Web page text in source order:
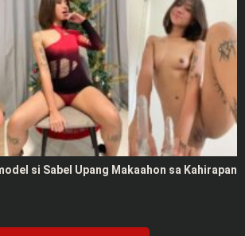
si Sabel Upang Makaahon sa Kahirapan